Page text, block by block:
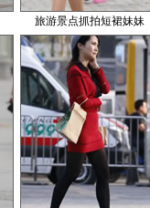
旅游景点抓拍短裙妹妹